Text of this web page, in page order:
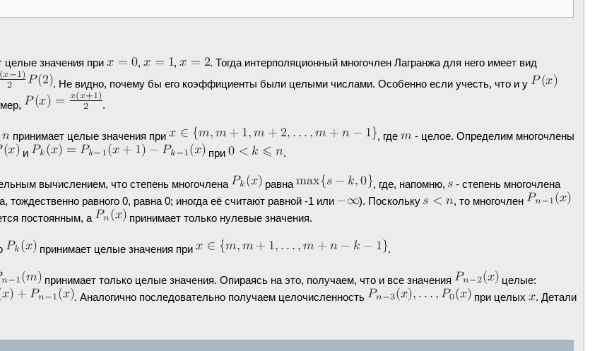
целые значения при , ,
. Тогда интерполяционный многочлен Лагранжа для него имеет вид
. Не видно, почему бы его коэффициенты были целыми числами. Особенно если учесть, что и у
.
принимает целые значения при , где
- целое. Определим многочлены
и при .
вычислением, что степень многочлена равна , где, напомню,
- степень многочлена
тождественно равного 0, равна 0; иногда её считают равной -1 или
). Поскольку
, то многочлен
постоянным, а
принимает только нулевые значения.
принимает целые значения при .
принимает только целые значения. Опираясь на это, получаем, что и все значения
целые:
. Аналогично последовательно получаем целочисленность при целых
. Детали